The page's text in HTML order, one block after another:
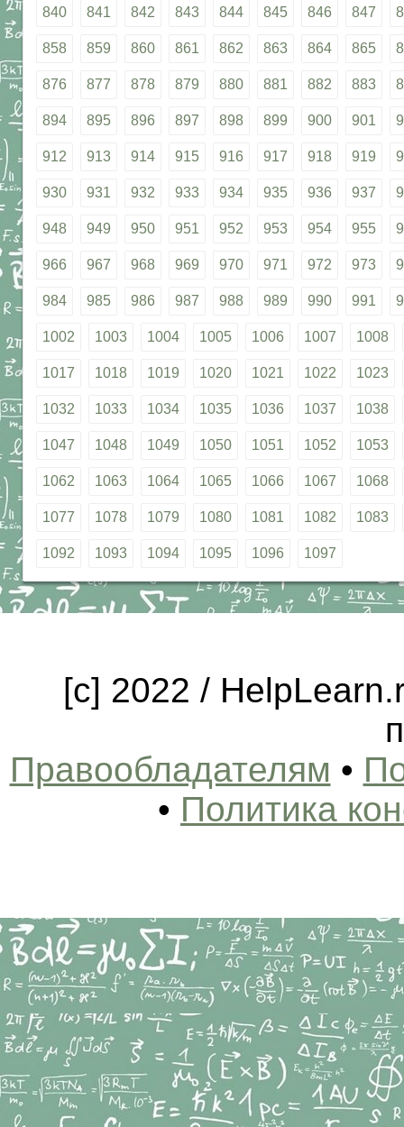
840 841 842 843 844 845 846 847
858 859 860 861 862 863 864 865
876 877 878 879 880 881 882 883
894 895 896 897 898 899 900 901
912 913 914 915 916 917 918 919
930 931 932 933 934 935 936 937
948 949 950 951 952 953 954 955
966 967 968 969 970 971 972 973
984 985 986 987 988 989 990 991
1002 1003 1004 1005 1006 1007 1008
1017 1018 1019 1020 1021 1022 1023
1032 1033 1034 1035 1036 1037 1038
1047 1048 1049 1050 1051 1052 1053
1062 1063 1064 1065 1066 1067 1068
1077 1078 1079 1080 1081 1082 1083
1092 1093 1094 1095 1096 1097
[c] 2022 /
Правообладателям •
• Политика